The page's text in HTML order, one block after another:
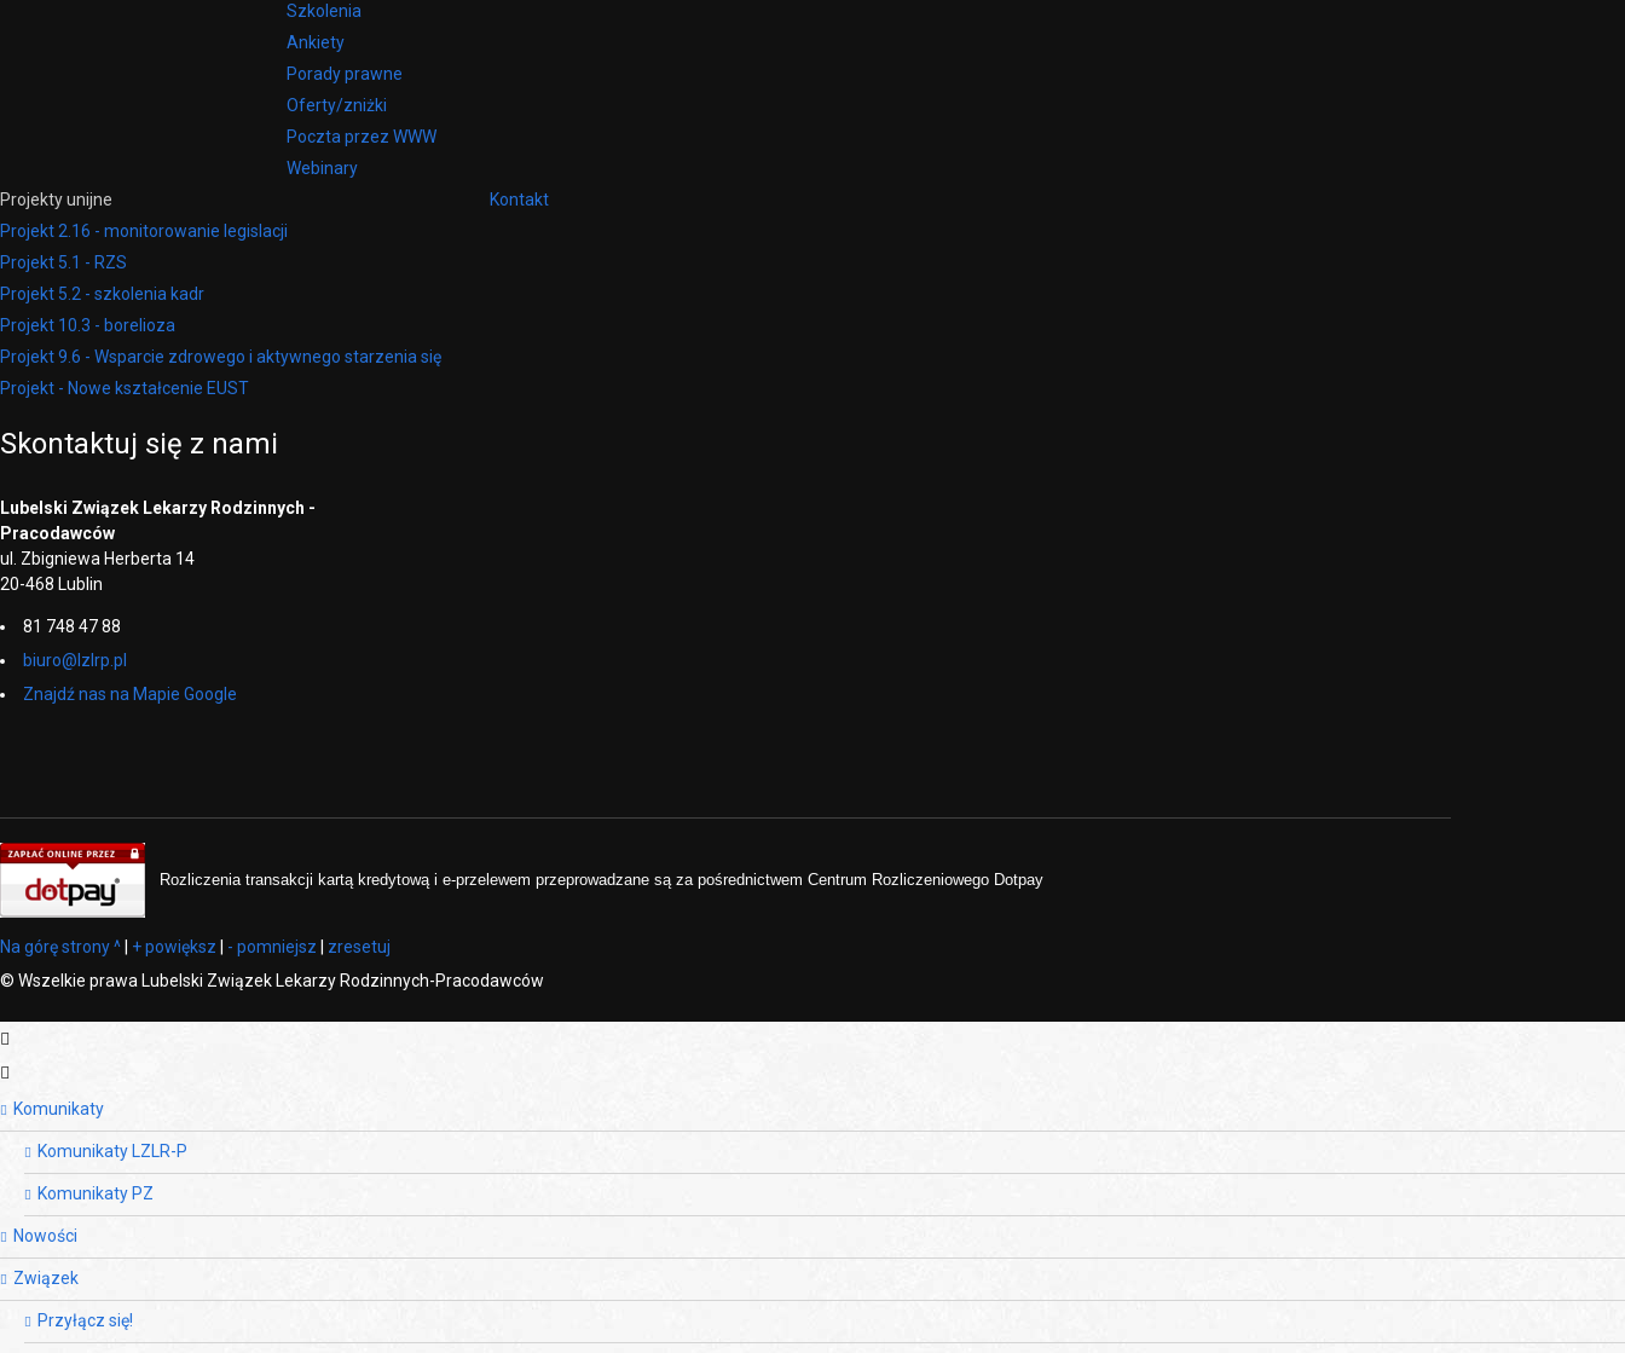
Szkolenia
Ankiety
Porady prawne
Oferty/zniżki
Poczta przez WWW
Webinary
Projekty unijne
Projekt 2.16 - monitorowanie legislacji
Projekt 5.1 - RZS
Projekt 5.2 - szkolenia kadr
Projekt 10.3 - borelioza
Projekt 9.6 - Wsparcie zdrowego i aktywnego starzenia się
Projekt - Nowe kształcenie EUST
Kontakt
Skontaktuj się z nami
Lubelski Związek Lekarzy Rodzinnych -
Pracodawców
ul. Zbigniewa Herberta 14
20-468 Lublin
81 748 47 88
biuro@lzlrp.pl
Znajdź nas na Mapie Google
Rozliczenia transakcji kartą kredytową i e-przelewem przeprowadzane są za pośrednictwem Centrum Rozliczeniowego Dotpay
Na górę strony ^ + powiększ - pomniejsz
zresetuj
© Wszelkie prawa Lubelski Związek Lekarzy Rodzinnych-Pracodawców
Komunikaty
Komunikaty LZLR-P
Komunikaty PZ
Nowości
Związek
Przyłącz się!